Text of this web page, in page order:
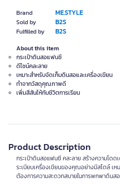
Brand ME.STYLE
Sold by B2S
Fulfilled by B2S
About this item
กระเป๋าดินสอแฟนซี
ดีไซน์คละลาย
เหมาะสำหรับจัดเก็บดินสอและเครื่องเขียน
ทำจากวัสดุคุณภาพดี
เพิ่มสีสันให้กับชีวิตการเรียน
Product Description
กระเป๋าดินสอแฟนซี คละลาย สร้างความโดด
ระเบียบเครื่องเขียนของคุณอย่างมีสไตล์ เห
ต้องการความสะดวกสบายในการพกพาดินส